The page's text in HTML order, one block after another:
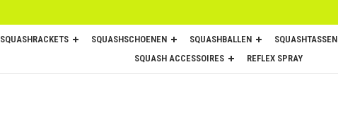
SQUASHRACKETS SQUASHSCHOENEN SQUASHBALLEN SQUASHTASSEN
SQUASH ACCESSOIRES
REFLEX SPRAY